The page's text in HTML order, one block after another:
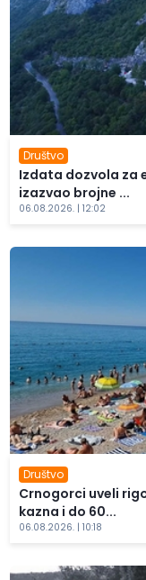
Društvo
Izdata dozvola za
izazvao brojne ...
06.08.2026. | 12:02
Društvo
Crnogorci uveli
kazna i do 60...
06.08.2026. | 10:18